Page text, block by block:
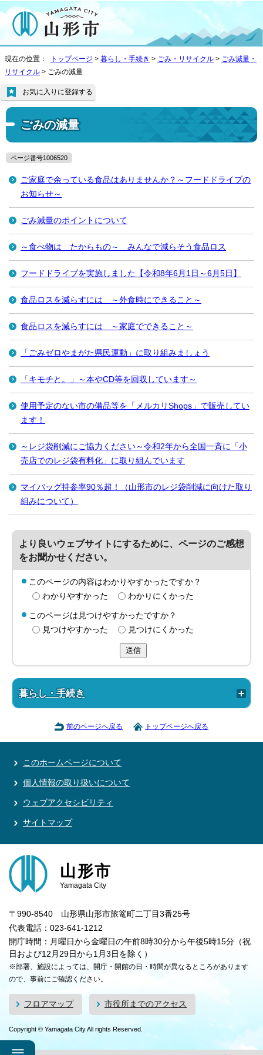
現在の位置： トップページ > 暮らし・手続き > ごみ・リサイクル > ごみ減量・
リサイクル > ごみの減量
ごみの減量
お気に入りに登録する
ページ番号1006520
ご家庭で余っている食品はありませんか？～フードドライブの
お知らせ～
ごみ減量のポイントについて
～食べ物は たからもの～ みんなで減らそう食品ロス
フードドライブを実施しました【令和8年6月1日～6月5日】
食品ロスを減らすには ～外食時にできること～
食品ロスを減らすには ～家庭でできること～
「ごみゼロやまがた県民運動」に取り組みましょう
「キモチと。」～本やCD等を回収しています～
使用予定のない市の備品等を「メルカリShops」で販売してい
ます！
～レジ袋削減にご協力ください～令和2年から全国一斉に「小
売店でのレジ袋有料化」に取り組んでいます
マイバッグ持参率90％超！（山形市のレジ袋削減に向けた取り
組みについて）
より良いウェブサイトにするために、ページのご感想
をお聞かせください。
このページの内容はわかりやすかったですか？
わかりやすかった
わかりにくかった
このページは見つけやすかったですか？
見つけやすかった
見つけにくかった
送信
暮らし・手続き
前のページへ戻る トップページへ戻る
このホームページについて
個人情報の取り扱いについて
ウェブアクセシビリティ
サイトマップ
山形市
Yamagata City
〒990-8540 山形県山形市旅篭町二丁目3番25号
代表電話：023-641-1212
開庁時間：月曜日から金曜日の午前8時30分から午後5時15分（祝
日および12月29日から1月3日を除く）
※部署、施設によっては、開庁・開館の日・時間が異なるところがあります
ので、事前にご確認ください。
フロアマップ 市役所までのアクセス
Copyright © Yamagata City All rights Reserved.